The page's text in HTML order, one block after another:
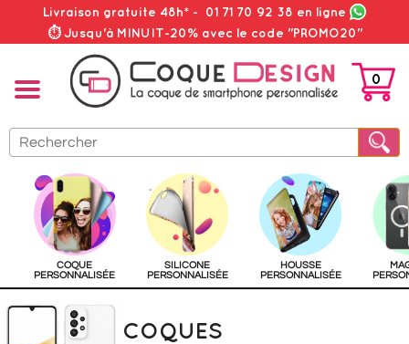
Livraison gratuite 48h* - 01 71 70 92 38 en ligne
⏱ Jusqu'à MINUIT-20% avec le code "PROMO20"
PANIER
0
COQUE
PERSONNALISÉE
SILICONE
PERSONNALISÉE
HOUSSE
PERSONNALISÉE
COQUES